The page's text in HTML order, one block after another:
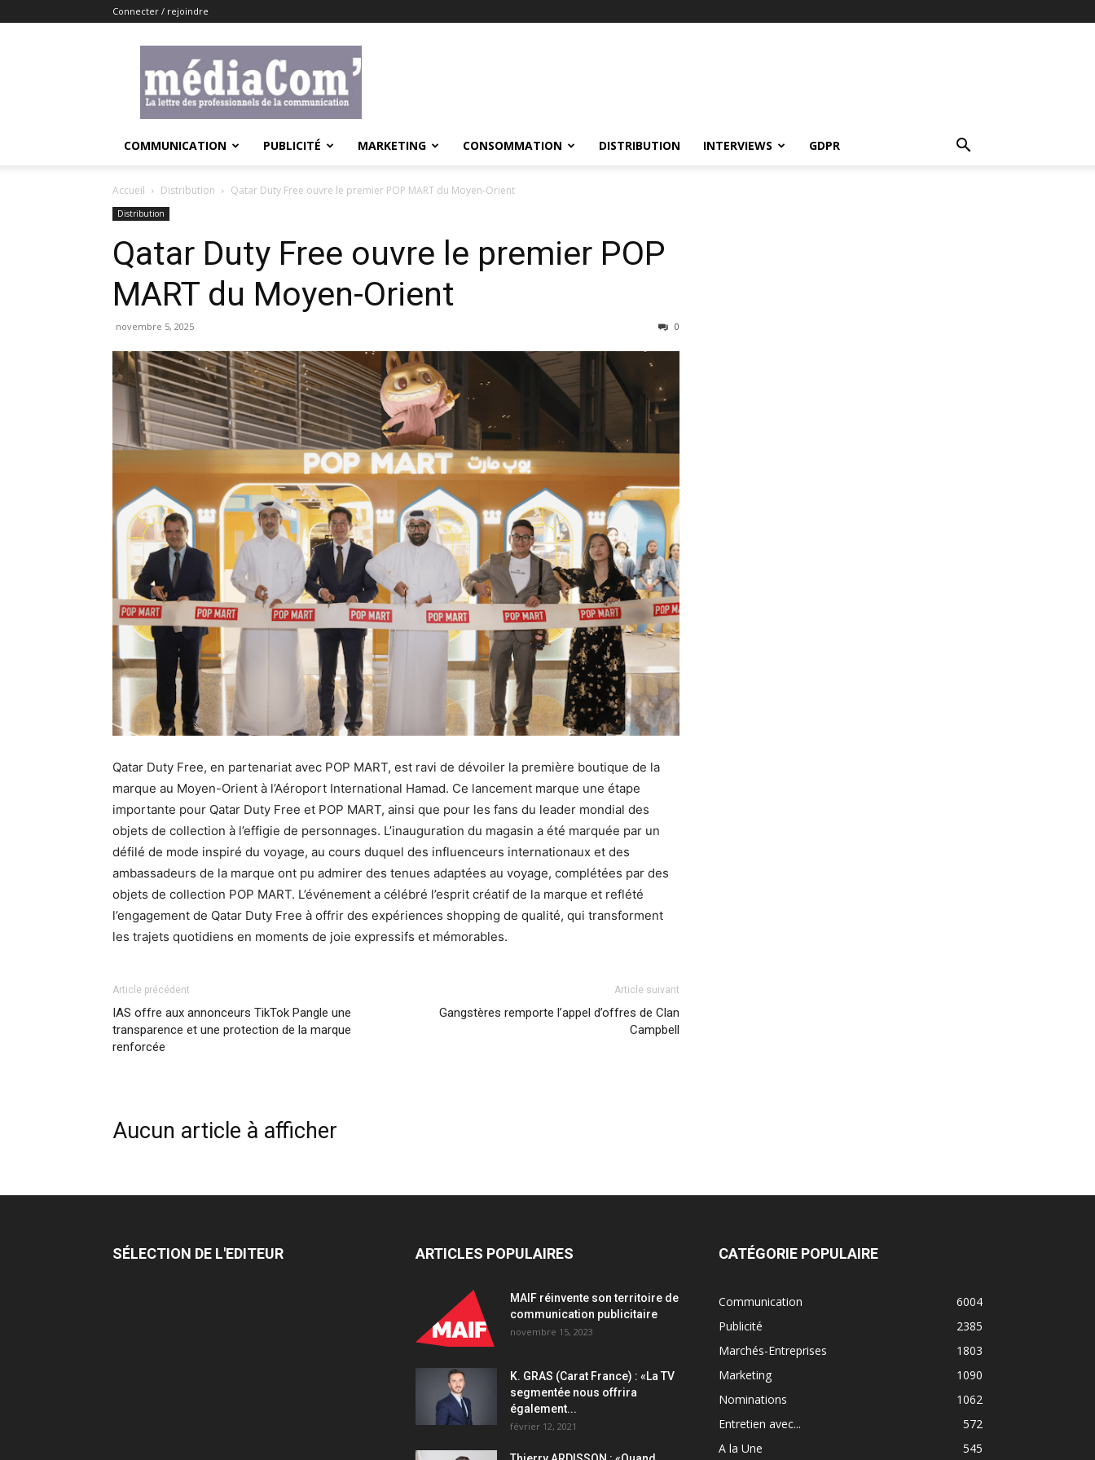
Connecter / rejoindre
COMMUNICATION PUBLICITÉ MARKETING CONSOMMATION DISTRIBUTION INTERVIEWS GDPR
Accueil Distribution Qatar Duty Free ouvre le premier POP MART du Moyen-Orient
Distribution
Qatar Duty Free ouvre le premier POP
MART du Moyen-Orient
novembre 5, 2025 0
Qatar Duty Free, en partenariat avec POP MART, est ravi de dévoiler la première boutique de la
marque au Moyen-Orient à l’Aéroport International Hamad. Ce lancement marque une étape
importante pour Qatar Duty Free et POP MART, ainsi que pour les fans du leader mondial des
objets de collection à l’effigie de personnages. L’inauguration du magasin a été marquée par un
défilé de mode inspiré du voyage, au cours duquel des influenceurs internationaux et des
ambassadeurs de la marque ont pu admirer des tenues adaptées au voyage, complétées par des
objets de collection POP MART. L’événement a célébré l’esprit créatif de la marque et reflété
l’engagement de Qatar Duty Free à offrir des expériences shopping de qualité, qui transforment
les trajets quotidiens en moments de joie expressifs et mémorables.
Article précédent
IAS offre aux annonceurs TikTok Pangle une
transparence et une protection de la marque
renforcée
Article suivant
Gangstères remporte l’appel d’offres de Clan
Campbell
Aucun article à afficher
SÉLECTION DE L'EDITEUR ARTICLES POPULAIRES
MAIF réinvente son territoire de
communication publicitaire
novembre 15, 2023
K. GRAS (Carat France) : «La TV
segmentée nous offrira
également...
février 12, 2021
CATÉGORIE POPULAIRE
Communication
6004
Publicité
2385
Marchés-Entreprises
1803
Marketing
1090
Nominations
1062
Entretien avec...
572
A la Une
545